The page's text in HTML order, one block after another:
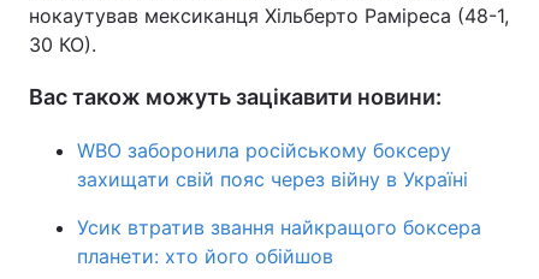
нокаутував мексиканця Хільберто Раміреса (48-1,
30 КО).
Вас також можуть зацікавити новини:
WBO заборонила російському боксеру
захищати свій пояс через війну в Україні
Усик втратив звання найкращого боксера
планети: хто його обійшов